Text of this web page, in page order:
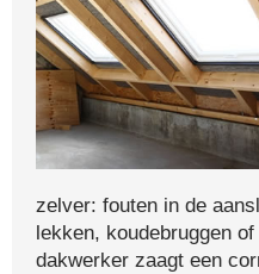
zelver: fouten in de
lekken, koudebruggen
dakwerker zaagt een